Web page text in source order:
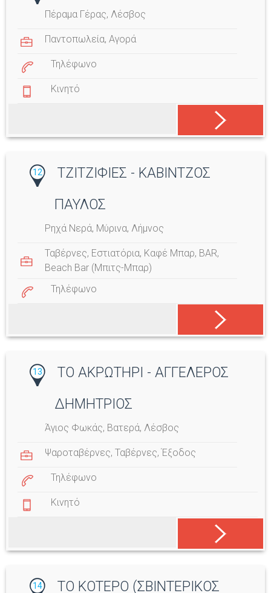
Πέραμα Γέρας, Λέσβος
Παντοπωλεία,Αγορά
Τηλέφωνο
Κινητό
12
ΤΖΙΤΖΙΦΙΕΣ - ΚΑΒΙΝΤΖΟΣ
ΠΑΥΛΟΣ
Ρηχά Νερά, Μύρινα, Λήμνος
Ταβέρνες, Εστιατόρια, Καφέ Μπαρ, BAR,
Beach Bar (Μπιτς-Μπαρ)
Τηλέφωνο
13
ΤΟ ΑΚΡΩΤΗΡΙ - ΑΓΓΕΛΕΡΟΣ
ΔΗΜΗΤΡΙΟΣ
Άγιος Φωκάς, Βατερά, Λέσβος
Ψαροταβέρνες,Ταβέρνες,Έξοδος
Τηλέφωνο
Κινητό
14 ΤΟ ΚΟΤΕΡΟ (ΣΒΙΝΤΕΡΙΚΟΣ